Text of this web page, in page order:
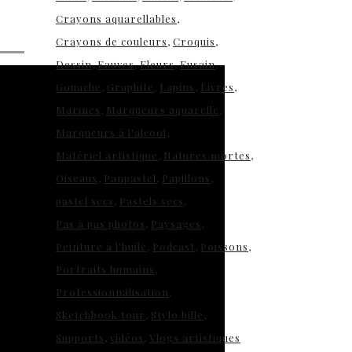
Crayons aquarellables
Crayons de couleurs Croquis
Dessin Fauves Fleurs Fusain
Gouache Graphite Lapins
Livres
Marines
Marqueurs aquarelle
Marqueurs à l'alcool
Matériel artistique
Natures mortes
Oiseaux
Panpastel
Papillons
pastel secs
Pastels secs
Pas à pas photos
Paysages
Peinture à l'huile
Podcast
Poissons
Portraits humains
Professionnalisation
Sketchbook tour Stylo bille
Supports vidéos Vlogs artistiques